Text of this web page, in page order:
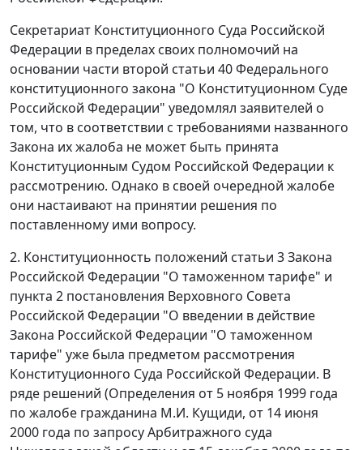
Секретариат Конституционного Суда Российской
Федерации в пределах своих полномочий на
основании части второй статьи 40Федерального
конституционного закона "О Конституционном Суде
Российской Федерации" уведомлял заявителей о
том, что в соответствии с требованиями названного
Закона их жалоба не может быть принята
Конституционным Судом Российской Федерации к
рассмотрению. Однако в своей очередной жалобе
они настаивают на принятии решения по
поставленному ими вопросу.
2. Конституционность положений статьи 3Закона
Российской Федерации "О таможенном тарифе" и
пункта 2 постановления Верховного Совета
Российской Федерации "О введении в действие
Закона Российской Федерации "О таможенном
тарифе" уже была предметом рассмотрения
Конституционного Суда Российской Федерации. В
ряде решений (Определения от 5 ноября 1999 года
по жалобе гражданина М.И. Кущиди, от 14 июня
2000 года по запросу Арбитражного суда